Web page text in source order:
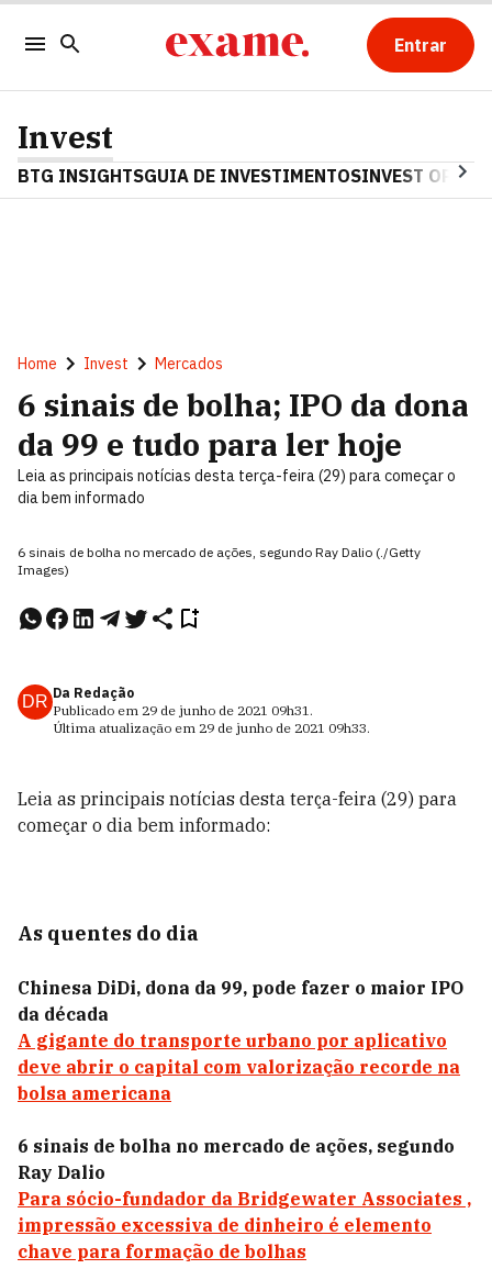
Entrar
Invest
BTG INSIGHTSGUIA DE INVESTIMENTOSINVEST OPINA
Home Invest Mercados
6 sinais de bolha; IPO da dona
da 99 e tudo para ler hoje
Leia as principais notícias desta terça-feira (29) para começar o
dia bem informado
6 sinais de bolha no mercado de ações, segundo Ray Dalio (./Getty
Images)
DR Da Redação
Publicado em 29 de junho de 2021 09h31.
Última atualização em 29 de junho de 2021 09h33.
Leia as principais notícias desta terça-feira (29) para
começar o dia bem informado:
As quentes do dia
Chinesa DiDi, dona da 99, pode fazer o maior IPO
da década
A gigante do transporte urbano por aplicativo
deve abrir o capital com valorização recorde na
bolsa americana
6 sinais de bolha no mercado de ações, segundo
Ray Dalio
Para sócio-fundador da Bridgewater Associates ,
impressão excessiva de dinheiro é elemento
chave para formação de bolhas